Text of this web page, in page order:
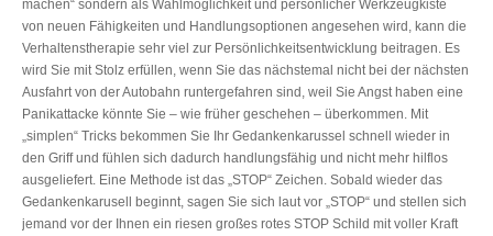
machen“ sondern als Wahlmöglichkeit und persönlicher Werkzeugkiste
von neuen Fähigkeiten und Handlungsoptionen angesehen wird, kann die
Verhaltenstherapie sehr viel zur Persönlichkeitsentwicklung beitragen. Es
wird Sie mit Stolz erfüllen, wenn Sie das nächstemal nicht bei der nächsten
Ausfahrt von der Autobahn runtergefahren sind, weil Sie Angst haben eine
Panikattacke könnte Sie – wie früher geschehen – überkommen. Mit
„simplen“ Tricks bekommen Sie Ihr Gedankenkarussel schnell wieder in
den Griff und fühlen sich dadurch handlungsfähig und nicht mehr hilflos
ausgeliefert. Eine Methode ist das „STOP“ Zeichen. Sobald wieder das
Gedankenkarusell beginnt, sagen Sie sich laut vor „STOP“ und stellen sich
jemand vor der Ihnen ein riesen großes rotes STOP Schild mit voller Kraft